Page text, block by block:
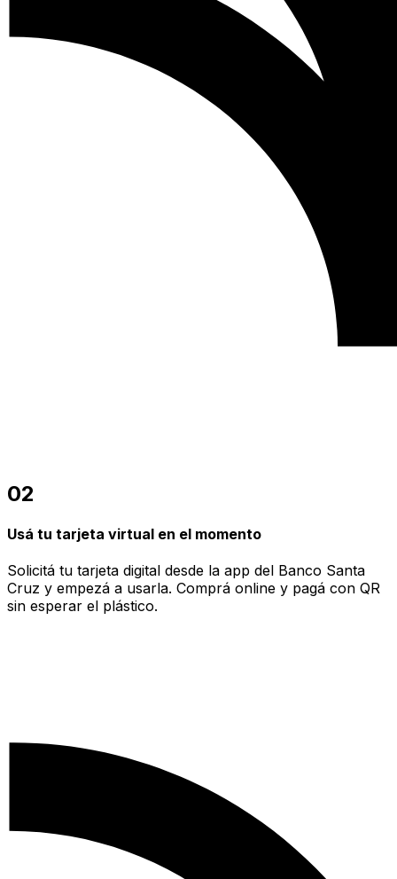
02
Usá tu tarjeta virtual en el momento
Solicitá tu tarjeta digital desde la app del Banco Santa
Cruz y empezá a usarla. Comprá online y pagá con QR
sin esperar el plástico.